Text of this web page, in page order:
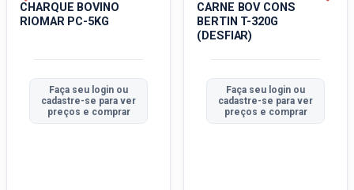
CHARQUE BOVINO
RIOMAR PC-5KG
Faça seu login ou
cadastre-se para ver
preços e comprar
CARNE BOV CONS
BERTIN T-320G
(DESFIAR)
Faça seu login ou
cadastre-se para ver
preços e comprar